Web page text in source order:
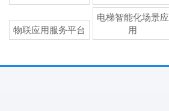
物联应用服务平台
电梯智能化场景应
用